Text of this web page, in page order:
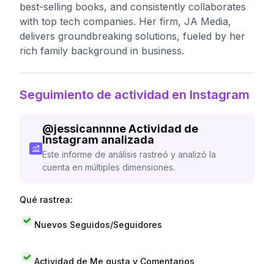
best-selling books, and consistently collaborates
with top tech companies. Her firm, JA Media,
delivers groundbreaking solutions, fueled by her
rich family background in business.
Seguimiento de actividad en Instagram
@jessicannnneActividad de
Instagram analizada
Este informe de análisis rastreó y analizó la
cuenta en múltiples dimensiones.
Qué rastrea:
Nuevos Seguidos/Seguidores
Actividad de Me gusta y Comentarios